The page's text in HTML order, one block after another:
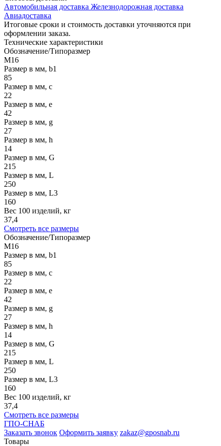
Автомобильная доставка Железнодорожная доставка
Авиадоставка
Итоговые сроки и стоимость доставки уточняются при
оформлении заказа.
Технические характеристики
Обозначение/Типоразмер
M16
Размер в мм, b1
85
Размер в мм, c
22
Размер в мм, e
42
Размер в мм, g
27
Размер в мм, h
14
Размер в мм, G
215
Размер в мм, L
250
Размер в мм, L3
160
Вес 100 изделий, кг
37,4
Смотреть все размеры
Обозначение/Типоразмер
M16
Размер в мм, b1
85
Размер в мм, c
22
Размер в мм, e
42
Размер в мм, g
27
Размер в мм, h
14
Размер в мм, G
215
Размер в мм, L
250
Размер в мм, L3
160
Вес 100 изделий, кг
37,4
Смотреть все размеры
ГПО-СНАБ
Заказать звонок Оформить заявку zakaz@gposnab.ru
Товары